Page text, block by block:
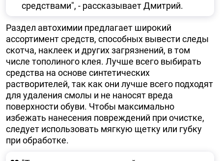
средствами", - рассказывает Дмитрий.
Раздел автохимии предлагает широкий
ассортимент средств, способных вывести следы
скотча, наклеек и других загрязнений, в том
числе тополиного клея. Лучше всего выбирать
средства на основе синтетических
растворителей, так как они лучше всего подходят
для удаления смолы и не наносят вреда
поверхности обуви. Чтобы максимально
избежать нанесения повреждений при очистке,
следует использовать мягкую щетку или губку
при обработке.